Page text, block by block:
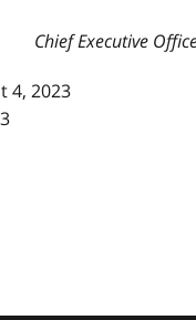
Chief Executive
4, 2023